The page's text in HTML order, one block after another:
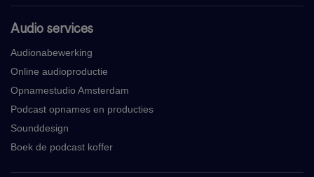
Audio services
Audionabewerking
Online audioproductie
Opnamestudio Amsterdam
Podcast opnames en producties
Sounddesign
Boek de podcast koffer